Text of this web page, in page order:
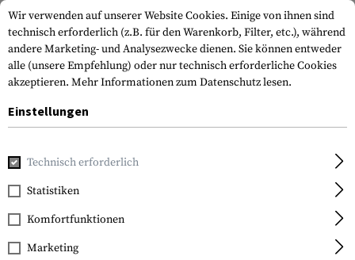
Home Tactical Gear Kampfgürtel &
Invader Gear
PLB Belt
Wir verwenden auf unserer Website Cookies. Einige von ihnen sind
technisch erforderlich (z.B. für den Warenkorb, Filter, etc.), während
andere Marketing- und Analysezwecke dienen. Sie können entweder
alle (unsere Empfehlung) oder nur technisch erforderliche Cookies
akzeptieren. Mehr Informationen zum Datenschutz lesen.
Einstellungen
Technisch erforderlich
Statistiken
Komfortfunktionen
Marketing